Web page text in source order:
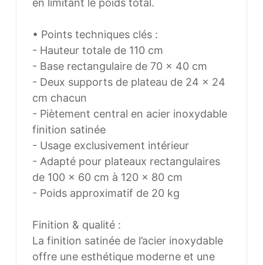
• Points techniques clés :
- Hauteur totale de 110 cm
- Base rectangulaire de 70 × 40 cm
- Deux supports de plateau de 24 × 24
cm chacun
- Piètement central en acier inoxydable
finition satinée
- Usage exclusivement intérieur
- Adapté pour plateaux rectangulaires
de 100 × 60 cm à 120 × 80 cm
- Poids approximatif de 20 kg
Finition & qualité :
La finition satinée de l’acier inoxydable
offre une esthétique moderne et une